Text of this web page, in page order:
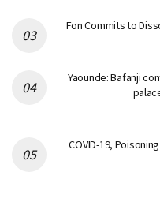
Fon Commits to
Yaounde: Bafanji
COVID-19,